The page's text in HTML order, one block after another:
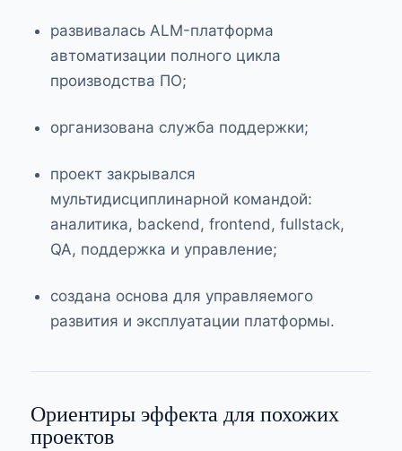
развивалась ALM-платформа
автоматизации полного цикла
производства ПО;
организована служба поддержки;
проект закрывался
мультидисциплинарной командой:
аналитика, backend, frontend, fullstack,
QA, поддержка и управление;
создана основа для управляемого
развития и эксплуатации платформы.
Ориентиры эффекта для похожих
проектов